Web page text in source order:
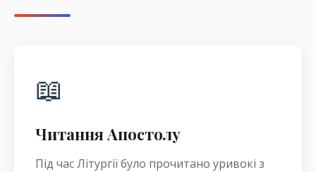
📖
Читання Апостолу
Під час Літургії було прочитано уривокі з